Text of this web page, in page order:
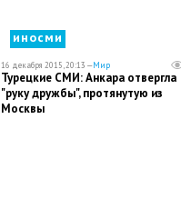
иносми
16 декабря 2015, 20:13 —Мир
Турецкие СМИ: Анкара отвергла
"руку дружбы", протянутую из
Москвы